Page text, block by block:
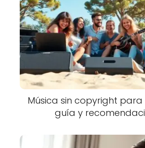
Música sin copyright
guía y